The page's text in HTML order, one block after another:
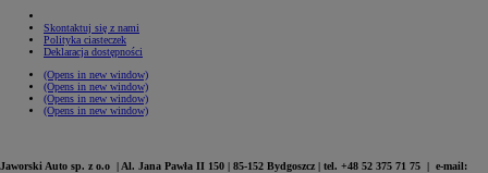
Skontaktuj się z nami
Polityka ciasteczek
Deklaracja dostępności
(Opens in new window)
(Opens in new window)
(Opens in new window)
(Opens in new window)
Jaworski Auto sp. z o.o | Al. Jana Pawła II 150 | 85-152 Bydgoszcz | tel. +48 52 375 71 75 | e-mail: